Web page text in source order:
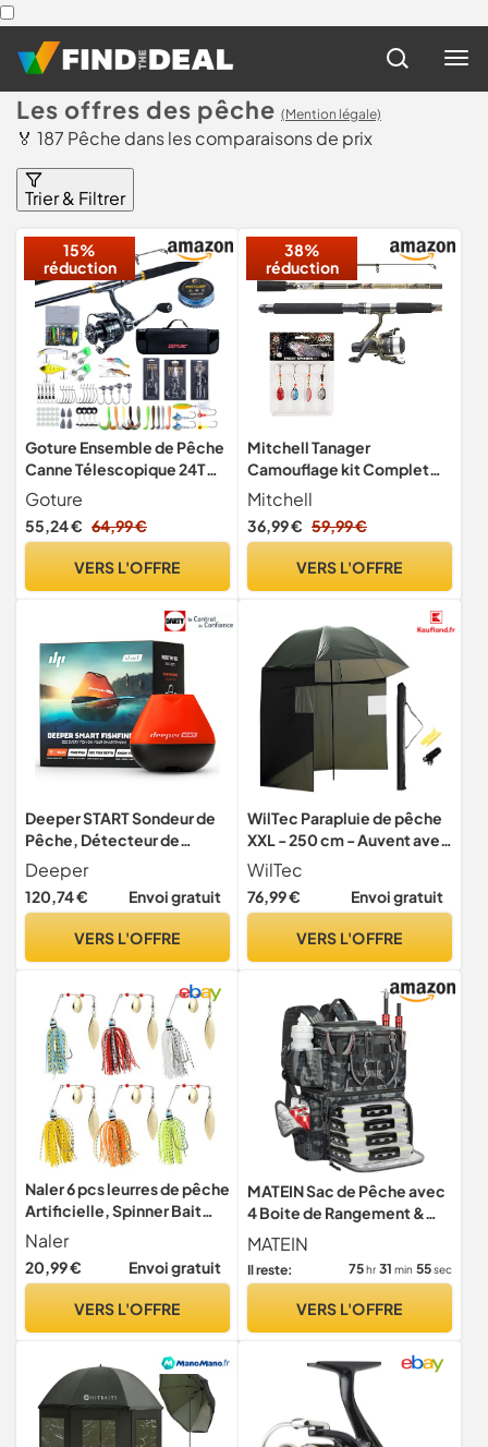
Les offres des pêche (Mention légale)
🏅 187 Pêche dans les comparaisons de prix
Trier & Filtrer
15%
réduction
Goture Ensemble de Pêche
Canne Télescopique 24T
1,8-2,7m + Moulinet
Goture
55,24 € 64,99 €
VERS L'OFFRE
38%
réduction
Mitchell Tanager
Camouflage kit Complet
Canne téléscopique et
Moulinet avec Fil et leurres
prêt à pêcher la Truite et la
Mitchell
36,99 € 59,99 €
VERS L'OFFRE
Deeper START Sondeur de
Pêche, Détecteur de
Poissons et Profondeur
Portable, Sans Fil, Pour la
Pêche, Fonctionne Avec
Gratuite)
Deeper
120,74 € Envoi gratuit
VERS L'OFFRE
WilTec Parapluie de pêche
XXL - 250 cm - Auvent avec
Piquet Paroi latérale 2
Fenêtres - Parasol Abri vent
& pluie Pare-soleil Tente du
WilTec
76,99 € Envoi gratuit
VERS L'OFFRE
Naler 6 pcs leurres de pêche
Artificielle, Spinner Bait
appats Crochet de pêche
attaquer Sharp Hooks
Accessoires
Naler
20,99 € Envoi gratuit
VERS L'OFFRE
MATEIN Sac de Pêche avec
4 Boite de Rangement &
Porte-Canne, Camouflage
MATEIN
Il reste: 75 hr 31 min 54sec
VERS L'OFFRE